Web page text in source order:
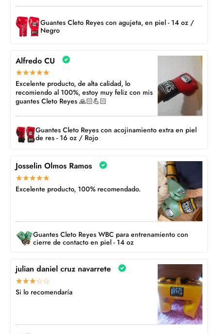
Guantes Cleto Reyes con agujeta, en piel - 14 oz /
Negro
Alfredo CU
Excelente producto, de alta calidad, lo
recomiendo al 100%, estoy muy feliz con mis
guantes Cleto Reyes 🙏🏻💪🏻
Guantes Cleto Reyes con acojinamiento extra en piel
de res - 16 oz / Rojo
Josselin Olmos Ramos
Excelente producto, 100% recomendado.
Guantes Cleto Reyes WBC para entrenamiento con
cierre de contacto en piel - 14 oz
julian daniel cruz navarrete
Si lo recomendaría